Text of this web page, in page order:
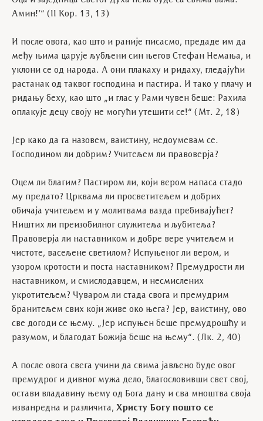
Амин!’“ (II Кор. 13, 13)
И после овога, као што и раније писасмо, предаде им да
међу њима царује љубљени син његов Стефан Немања, и
уклони се од народа. А они плакаху и ридаху, гледајући
растанак од таквог господина и пастира. И тако у плачу и
ридању беху, као што „и глас у Рами чувен беше: Рахила
оплакује децу своју не могући утешити се!“ (Мт. 2, 18)
Јер како да га назовем, ваистину, недоумевам се.
Господином ли добрим? Учитељем ли правоверја?
Оцем ли благим? Пастиром ли, који вером напаса стадо
му предато? Црквама ли просветитељем и добрих
обичаја учитељем и у молитвама вазда пребивајућег?
Ништих ли преизобилног служитеља и љубитеља?
Правоверја ли наставником и добре вере учитељем и
чистоте, васељене светилом? Испуњеног ли вером, и
узором кротости и поста наставником? Премудрости ли
наставником, и смислодавцем, и несмислених
укротитељем? Чуваром ли стада свога и премудрим
бранитељем свих који живе око њега? Јер, ваистину, ово
све догоди се њему. „Јер испуњен беше премудрошћу и
разумом, и благодат Божија беше на њему“. (Лк. 2, 40)
А после овога свега учини да свима јављено буде овог
премудрог и дивног мужа дело, благословивши свет свој,
остави владавину њему од Бога дану и сва мноштва своја
изванредна и различита, Христу Богу пошто се